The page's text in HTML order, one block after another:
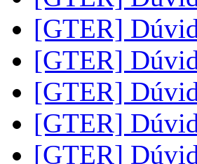
[GTER]
[GTER]
[GTER]
[GTER]
[GTER]